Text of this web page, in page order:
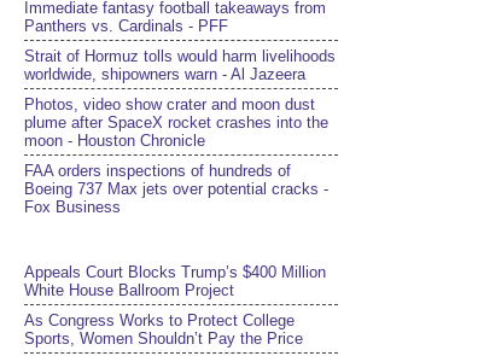
Immediate fantasy football takeaways from
Panthers vs. Cardinals - PFF
Strait of Hormuz tolls would harm livelihoods
worldwide, shipowners warn - Al Jazeera
Photos, video show crater and moon dust
plume after SpaceX rocket crashes into the
moon - Houston Chronicle
FAA orders inspections of hundreds of
Boeing 737 Max jets over potential cracks -
Fox Business
Appeals Court Blocks Trump’s $400 Million
White House Ballroom Project
As Congress Works to Protect College
Sports, Women Shouldn’t Pay the Price